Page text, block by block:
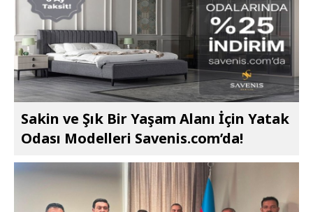
Sakin ve Şık Bir Yaşam Alanı İçin Yatak
Odası Modelleri Savenis.com’da!